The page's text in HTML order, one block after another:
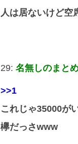
人は居ないけど空
29: 名無しのまと
>>1
これじゃ35000が
欅だっさwww